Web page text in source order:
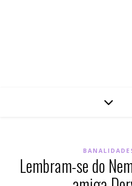
Lembram-se do